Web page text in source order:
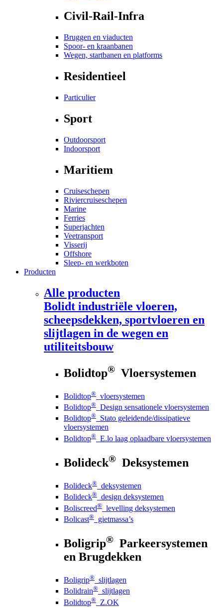
Civil-Rail-Infra
Bruggen en viaducten
Spoor- en kraanbanen
Wegen, startbanen en platforms
Residentieel
Particulier
Sport
Outdoorsport
Indoorsport
Maritiem
Cruiseschepen
Riviercruiseschepen
Marine
Ferries
Superjachten
Veetransport
Visserij
Offshore
Sleep- en werkboten
Producten
Alle producten
Bolidt industriële vloeren,
scheepsdekken, sportvloeren en
slijtlagen in de wegen en
utiliteitsbouw
Bolidtop® Vloersystemen
Bolidtop® vloersystemen
Bolidtop® Design sensationele vloersystemen
Bolidtop® Stato geleidende/dissipatieve
vloersystemen
Bolidtop® E.lo laag oplaadbare vloersystemen
Bolideck® Deksystemen
Bolideck® deksystemen
Bolideck® design deksystemen
Boliscreed® levelling deksystemen
Bolicast® gietmassa’s
Boligrip® Parkeersystemen
en Brugdekken
Boligrip® slijtlagen
Bolidrain® slijtlagen
Bolidtop® Z.OK